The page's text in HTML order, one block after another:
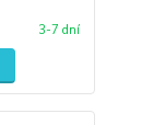
3-7 dní